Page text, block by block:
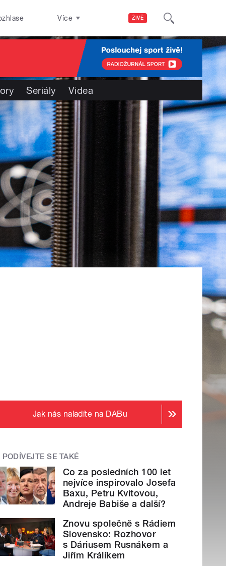
ŽIVĚ
Více
Seriály Videa
Jak nás naladíte na DABu
PODÍVEJTE SE TAKÉ
Co za posledních 100 let
nejvíce inspirovalo Josefa
Baxu, Petru Kvitovou,
Andreje Babiše a další?
Znovu společně s Rádiem
Slovensko: Rozhovor
s Dáriusem Rusnákem a
Jiřím Králíkem